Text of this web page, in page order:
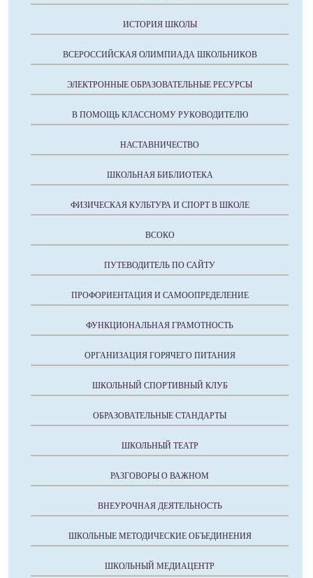
ИСТОРИЯ ШКОЛЫ
ВСЕРОССИЙСКАЯ ОЛИМПИАДА ШКОЛЬНИКОВ
ЭЛЕКТРОННЫЕ ОБРАЗОВАТЕЛЬНЫЕ РЕСУРСЫ
В ПОМОЩЬ КЛАССНОМУ РУКОВОДИТЕЛЮ
НАСТАВНИЧЕСТВО
ШКОЛЬНАЯ БИБЛИОТЕКА
ФИЗИЧЕСКАЯ КУЛЬТУРА И СПОРТ В ШКОЛЕ
ВСОКО
ПУТЕВОДИТЕЛЬ ПО САЙТУ
ПРОФОРИЕНТАЦИЯ И САМООПРЕДЕЛЕНИЕ
ФУНКЦИОНАЛЬНАЯ ГРАМОТНОСТЬ
ОРГАНИЗАЦИЯ ГОРЯЧЕГО ПИТАНИЯ
ШКОЛЬНЫЙ СПОРТИВНЫЙ КЛУБ
ОБРАЗОВАТЕЛЬНЫЕ СТАНДАРТЫ
ШКОЛЬНЫЙ ТЕАТР
РАЗГОВОРЫ О ВАЖНОМ
ВНЕУРОЧНАЯ ДЕЯТЕЛЬНОСТЬ
ШКОЛЬНЫЕ МЕТОДИЧЕСКИЕ ОБЪЕДИНЕНИЯ
ШКОЛЬНЫЙ МЕДИАЦЕНТР